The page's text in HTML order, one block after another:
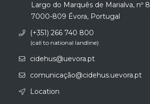
Largo do Marquês de Marialva, nº 8
7000-809 Évora, Portugal
(+351) 266 740 800
(call to national landline)
cidehus@uevora.pt
comunicação@cidehus.uevora.pt
Location